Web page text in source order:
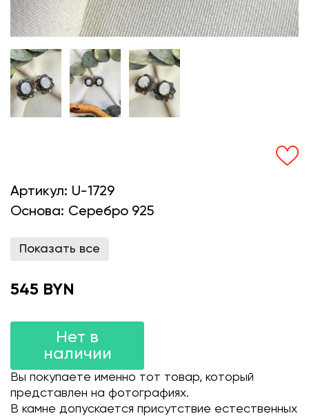
Артикул: U-1729
Основа: Серебро 925
Показать все
545 BYN
Нет в
наличии
Вы покупаете именно тот товар, который
представлен на фотографиях.
В камне допускается присутствие естественных